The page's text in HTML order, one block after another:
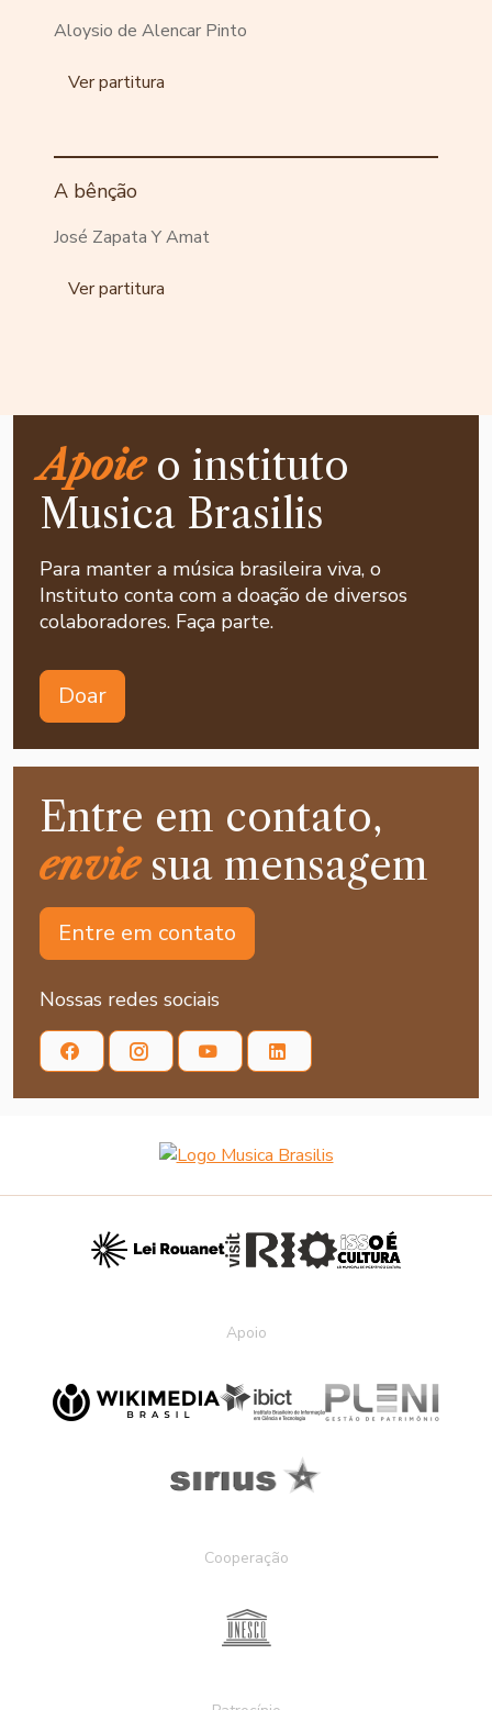
Aloysio de Alencar Pinto
Ver partitura
A bênção
José Zapata Y Amat
Ver partitura
Apoieo instituto
Musica Brasilis
Para manter a música brasileira viva, o
Instituto conta com a doação de diversos
colaboradores. Faça parte.
Doar
Entre em contato,
enviesua mensagem
Entre em contato
Nossas redes sociais
Apoio
Cooperação